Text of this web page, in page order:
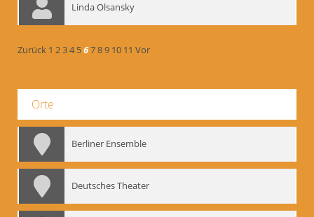
Linda Olsansky
Zurück 1 234 56789 10 11 Vor
Orte
Berliner Ensemble
Deutsches Theater